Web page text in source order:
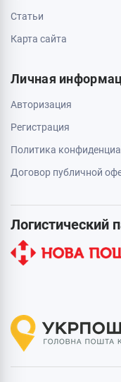
Статьи
Карта сайта
Личная
Авторизация
Регистрация
Политика
Договор публичной
Логистический